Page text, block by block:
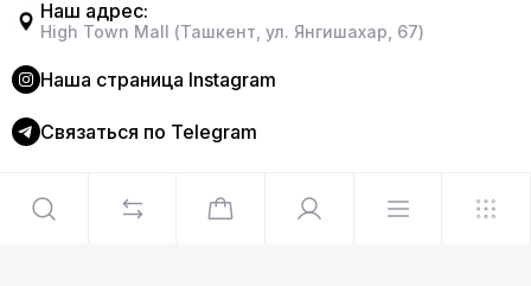
Наш адрес:
High Town Mall (Ташкент, ул. Янгишахар, 67)
Наша страница Instagram
Cвязаться по Telegram
©2024 Официальный интернет магазин Delonghi. Все